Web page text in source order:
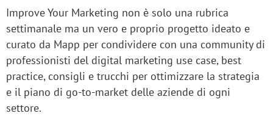
Improve Your Marketing non è solo una rubrica
settimanale ma un vero e proprio progetto ideato e
curato da Mapp per condividere con una community di
professionisti del digital marketing use case, best
practice, consigli e trucchi per ottimizzare la strategia
e il piano di go-to-market delle aziende di ogni
settore.